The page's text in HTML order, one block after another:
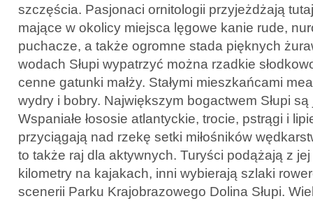
szczęścia. Pasjonaci ornitologii przyjeżdżają
mające w okolicy miejsca lęgowe kanie rude,
puchacze, a także ogromne stada pięknych
wodach Słupi wypatrzyć można rzadkie
cenne gatunki małży. Stałymi mieszkańcami
wydry i bobry. Największym bogactwem Słupi
Wspaniałe łososie atlantyckie, trocie, pstrągi i
przyciągają nad rzekę setki miłośników
to także raj dla aktywnych. Turyści podążają z
kilometry na kajakach, inni wybierają szlaki
scenerii Parku Krajobrazowego Dolina Słupi.